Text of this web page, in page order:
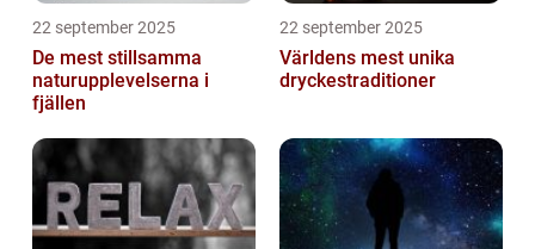
22 september 2025
De mest stillsamma
naturupplevelserna i
fjällen
22 september 2025
Världens mest unika
dryckestraditioner